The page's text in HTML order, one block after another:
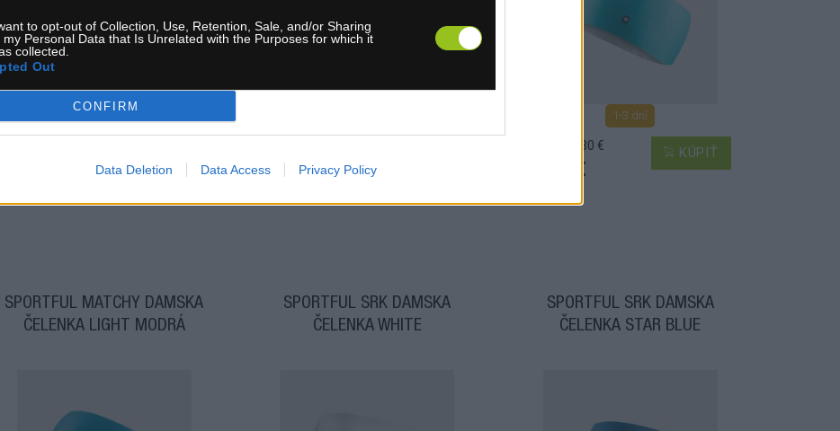
to opt-out of Collection, Use, Retention, Sale, and/or Sharing
my Personal Data that Is Unrelated with the Purposes for which it
collected.
Out
CONFIRM
Data Deletion Data Access Privacy Policy
6,30 €
1-3 dní
MOC: 15,30 €
6,30 €
KÚPIŤ
SPORTFUL MATCHY DÁMSKA
ČELENKA LIGHT MODRÁ
SPORTFUL SRK DÁMSKA
ČELENKA WHITE
SPORTFUL SRK DÁMSKA
ČELENKA STAR BLUE